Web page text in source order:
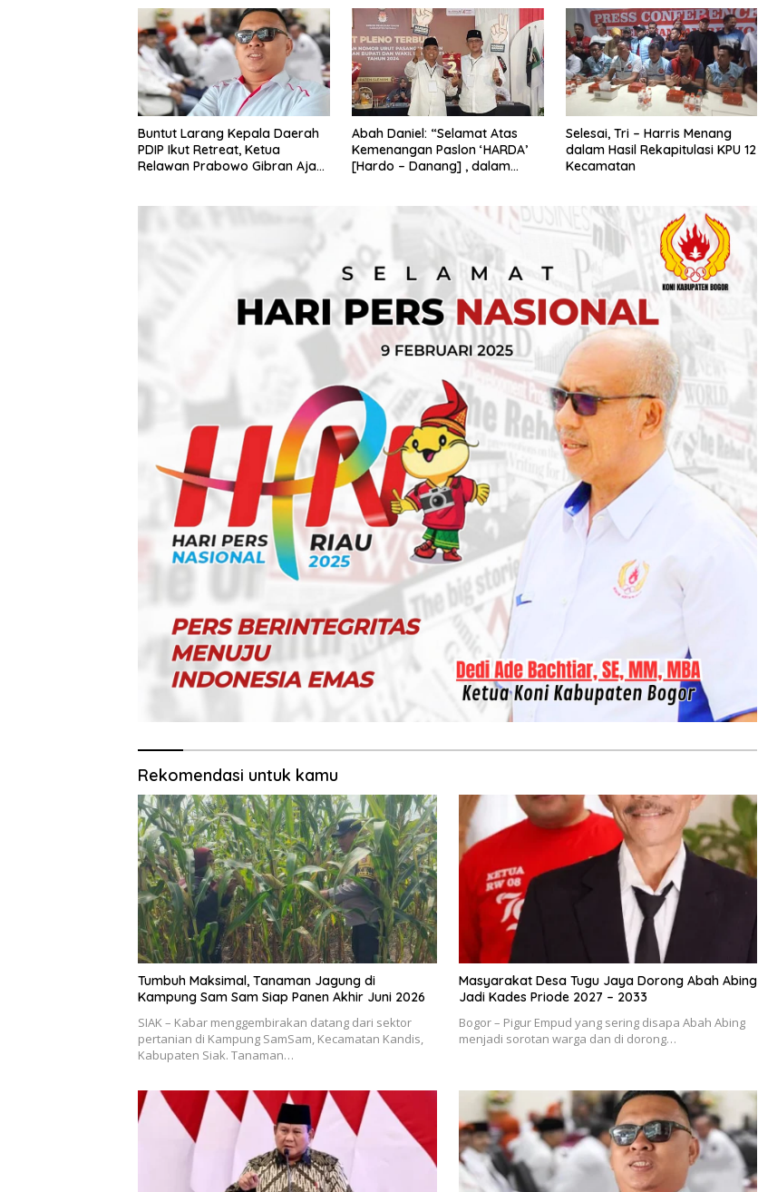
Buntut Larang Kepala Daerah
PDIP Ikut Retreat, Ketua
Relawan Prabowo Gibran Ajak
Abah Daniel: “Selamat Atas
Kemenangan Paslon ‘HARDA’
[Hardo – Danang] , dalam
Selesai, Tri – Harris Menang
dalam Hasil Rekapitulasi KPU 12
Kecamatan
Rekomendasi untuk kamu
Tumbuh Maksimal, Tanaman Jagung di
Kampung Sam Sam Siap Panen Akhir Juni 2026
SIAK – Kabar menggembirakan datang dari sektor
pertanian di Kampung SamSam, Kecamatan Kandis,
Kabupaten Siak. Tanaman…
Masyarakat Desa Tugu Jaya Dorong Abah Abing
Jadi Kades Priode 2027 – 2033
Bogor – Pigur Empud yang sering disapa Abah Abing
menjadi sorotan warga dan di dorong…